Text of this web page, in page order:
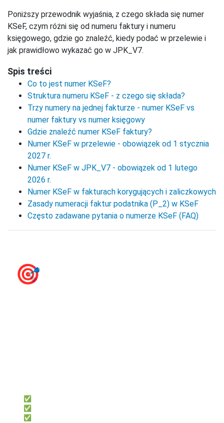
Poniższy przewodnik wyjaśnia, z czego składa się numer
KSeF, czym różni się od numeru faktury i numeru
księgowego, gdzie go znaleźć, kiedy podać w przelewie i
jak prawidłowo wykazać go w JPK_V7.
Spis treści
Co to jest numer KSeF?
Struktura numeru KSeF - z czego się składa?
Trzy numery na jednej fakturze - numer KSeF vs
numer faktury vs numer księgowy
Gdzie znaleźć numer KSeF faktury?
Numer KSeF w przelewie - obowiązek od 1 stycznia
2027 r.
Numer KSeF w JPK_V7 - obowiązek od 1 lutego
2026 r.
Numer KSeF w fakturach korygujących i zaliczkowych
Zasady numeracji faktur podatnika (P_2) w KSeF
Często zadawane pytania o numerze KSeF (FAQ)
🎯
✅ Samodzielnie księgować
✅ Oszczędzić czas i pieniądze
✅ Mieć dostęp z telefonu i komputera